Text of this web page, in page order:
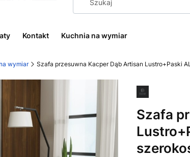
Kontakt Kuchnia na wymiar
wymiar Szafa przesuwna Kacper Dąb Artisan Lustro+Paski
Szafa